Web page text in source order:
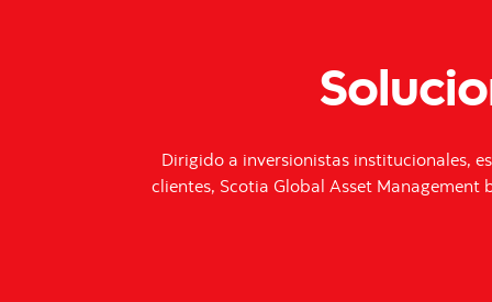
Dirigido a inversionistas institucionales,
clientes, Scotia Global Asset Management